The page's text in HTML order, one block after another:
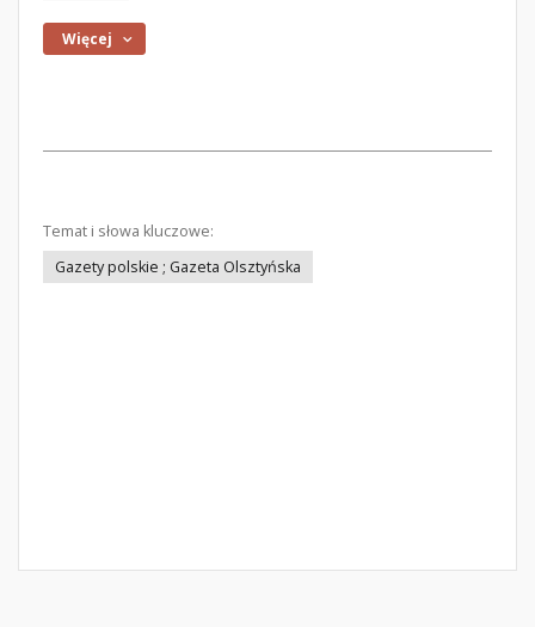
Więcej
Temat i słowa kluczowe:
Gazety polskie ; Gazeta Olsztyńska